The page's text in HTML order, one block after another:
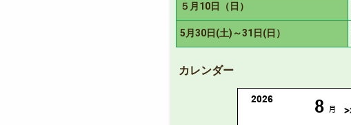
５月10日（日）
5月30日(土)～31日(日）
カレンダー